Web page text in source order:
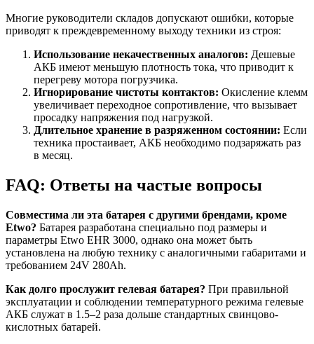
Многие руководители складов допускают ошибки, которые
приводят к преждевременному выходу техники из строя:
Использование некачественных аналогов: Дешевые
АКБ имеют меньшую плотность тока, что приводит к
перегреву мотора погрузчика.
Игнорирование чистоты контактов: Окисление клемм
увеличивает переходное сопротивление, что вызывает
просадку напряжения под нагрузкой.
Длительное хранение в разряженном состоянии: Если
техника простаивает, АКБ необходимо подзаряжать раз
в месяц.
FAQ: Ответы на частые вопросы
Совместима ли эта батарея с другими брендами, кроме
Etwo? Батарея разработана специально под размеры и
параметры Etwo EHR 3000, однако она может быть
установлена на любую технику с аналогичными габаритами и
требованием 24V 280Ah.
Как долго прослужит гелевая батарея? При правильной
эксплуатации и соблюдении температурного режима гелевые
АКБ служат в 1.5–2 раза дольше стандартных свинцово-
кислотных батарей.